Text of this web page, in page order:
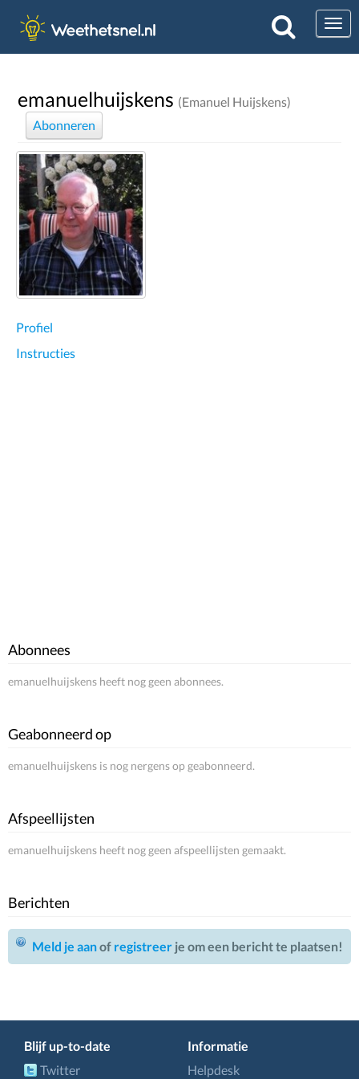
emanuelhuijskens (Emanuel Huijskens)
Abonneren
Profiel
Instructies
Abonnees
emanuelhuijskens heeft nog geen abonnees.
Geabonneerd op
emanuelhuijskens is nog nergens op geabonneerd.
Afspeellijsten
emanuelhuijskens heeft nog geen afspeellijsten gemaakt.
Berichten
Meld je aanof registreer je om een bericht te plaatsen!
Blijf up-to-date
Twitter
Informatie
Helpdesk